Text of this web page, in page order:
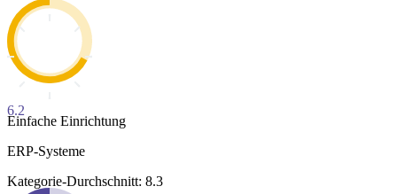
6.2
Einfache Einrichtung
ERP-Systeme
Kategorie-Durchschnitt: 8.3